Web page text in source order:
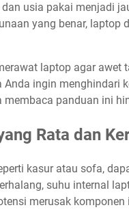
usia pakai menjadi
yang benar, laptop
laptop agar awet
ingin menghindari
panduan ini
Rata dan
kasur atau sofa,
suhu internal
merusak komponen